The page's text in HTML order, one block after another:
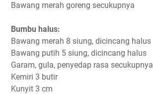
Bawang merah goreng secukupnya
Bumbu halus:
Bawang merah 8 siung, dicincang halus
Bawang putih 5 siung, dicincang halus
Garam, gula, penyedap rasa secukupnya
Kemiri 3 butir
Kunyit 3 cm